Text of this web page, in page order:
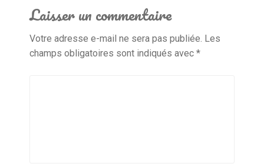
Laisser un commentaire
Votre adresse e-mail ne sera pas publiée. Les
champs obligatoires sont indiqués avec *